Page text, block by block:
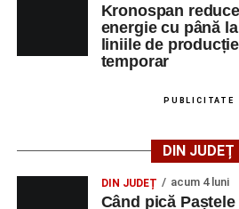
Kronospan
energie cu până
liniile de
temporar
PUBLICITATE
DIN JUDEȚ
DIN JUDEȚ acum 4 luni
Când pică